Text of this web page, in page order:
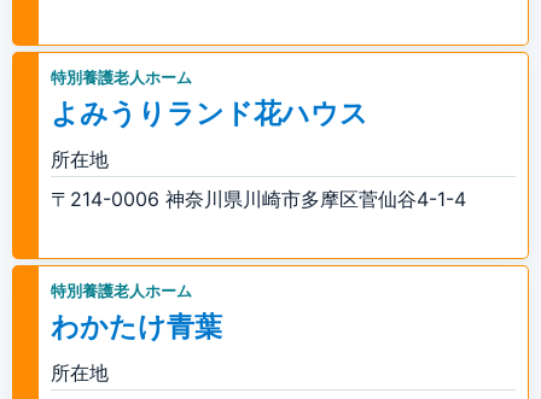
特別養護老人ホーム
よみうりランド花ハウス
所在地
〒214-0006 神奈川県川崎市多摩区菅仙谷4-1-4
特別養護老人ホーム
わかたけ青葉
所在地